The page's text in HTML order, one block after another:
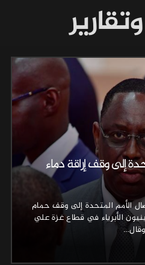
إلى وقف إراقة دماء
الأمم المتحدة إلى وقف حمام
الأبرياء في قطاع غزة علي